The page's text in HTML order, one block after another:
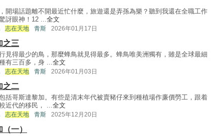
開場話題離不開最近忙什麼，旅遊還是弄孫為樂？聽到我還在全職工作
訝眼神！12 ...全文
志在天地 青斯 2026年01月17日
之三
見得最少的鳥，那麼蜂鳥就見得最多。蜂鳥唯美洲獨有，雖是全球最細
有三百多，身 ...全文
志在天地 青斯 2026年01月03日
之二
括哥斯達黎加。有些是清末年代被賣豬仔來到種植場作廉價勞工，跟着
近代的移民， ...全文
志在天地 青斯 2025年12月20日
一）